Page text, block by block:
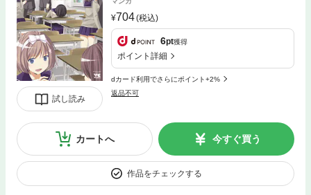
試し読み
704(税込)
6pt獲得
ポイント詳細
dカード利用でさらにポイント+2%
返品不可
カートへ 今すぐ買う
作品をチェックする